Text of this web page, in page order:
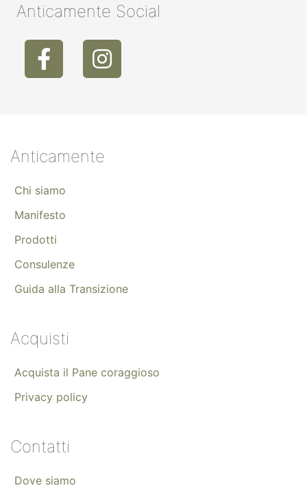
Anticamente Social
Anticamente
Chi siamo
Manifesto
Prodotti
Consulenze
Guida alla Transizione
Acquisti
Acquista il Pane coraggioso
Privacy policy
Contatti
Dove siamo